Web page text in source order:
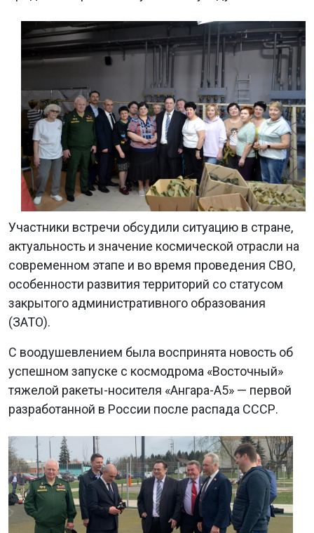
Участники встречи обсудили ситуацию в стране,
актуальность и значение космической отрасли на
современном этапе и во время проведения СВО,
особенности развития территорий со статусом
закрытого административного образования
(ЗАТО).
С воодушевлением была воспринята новость об
успешном запуске с космодрома «Восточный»
тяжелой ракеты-носителя «Ангара-А5» — первой
разработанной в России после распада СССР.